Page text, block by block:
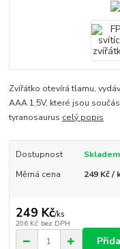
Zvířátko otevírá tlamu,
AAA 1,5V, které jsou
tyranosaurus celý popis
Dostupnost
Skladem
Měrná cena
249 Kč /
249 Kč/ks
206 Kč bez DPH